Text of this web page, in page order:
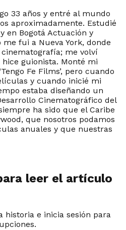
33 años y entré al mundo
aproximadamente. Estudié
en Bogotá Actuación y
fui a Nueva York, donde
me volví
guionista. Monté mi
Fe Films’, pero cuando
y cuando inicié mi
estaba diseñando un
Cinematográfico del
ha sido que el Caribe
que nosotros podamos
anuales y que nuestras
leer el artículo
historia e inicia sesión para